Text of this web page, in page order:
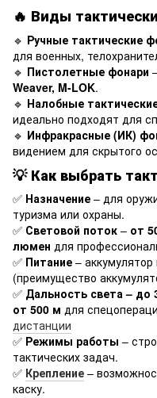
🔥 Виды
🔹 Ручные тактические
для военных,
🔹 Пистолетные фонари
Weaver, M-LOK.
🔹 Налобные
идеально подходят для
🔹 Инфракрасные (ИК)
видением для скрытого
💡Как выбрать
✅ Назначение – для
туризма или охраны.
✅ Световой поток – от
люмен для
✅ Питание –
(преимущество
✅ Дальность света – до
от 500 м для
дистанции
✅ Режимы работы –
тактических задач.
✅ Крепление –
каску.